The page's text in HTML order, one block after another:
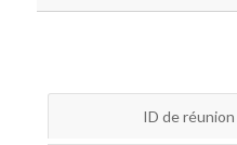
ID de réunion